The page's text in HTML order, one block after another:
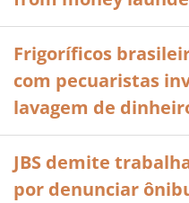
Frigoríficos
com pecuaristas
lavagem de
JBS demite
por denunciar